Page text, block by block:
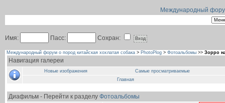
Международный
Имя: Пасс: Сохран:
Международный форум о пород китайская хохлатая собака > PhotoPlog > Фотоальбомы >> Зорро
Навигация галереи
Новые изображения
Самые просматриваемые
Главная
Диафильм - Перейти к разделу Фотоальбомы